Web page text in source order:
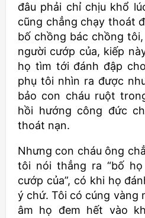
đâu phải chỉ chịu khổ
cũng chẳng chạy thoát
bố chồng bác chồng
người cướp của, kiếp
họ tìm tới đánh đập
phụ tôi nhìn ra được
bảo con cháu ruột
hồi hướng công đức
thoát nạn.
Nhưng con cháu ông
tôi nói thẳng ra “bố
cướp của”, có khi họ
ý chứ. Tôi có cúng vàng
âm họ đem hết vào